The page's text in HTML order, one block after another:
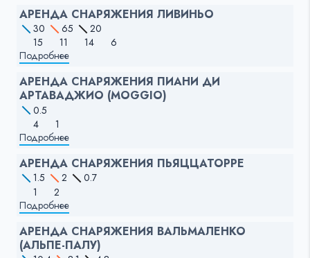
АРЕНДА СНАРЯЖЕНИЯ ЛИВИНЬО
30 65
20
15
11 14
6
Подробнее
АРЕНДА СНАРЯЖЕНИЯ ПИАНИ ДИ
АРТАВАДЖИО (MOGGIO)
0.5
4
1
Подробнее
АРЕНДА СНАРЯЖЕНИЯ ПЬЯЦЦАТОРРЕ
1.5 2
0.7
1
2
Подробнее
АРЕНДА СНАРЯЖЕНИЯ ВАЛЬМАЛЕНКО
(АЛЬПЕ-ПАЛУ)